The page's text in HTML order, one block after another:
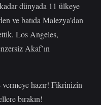
dünyada 11 ülkeye
ve batıda Malezya’dan
Los Angeles,
Akaf’ın
vermeye hazır! Fikrinizin
bırakın!